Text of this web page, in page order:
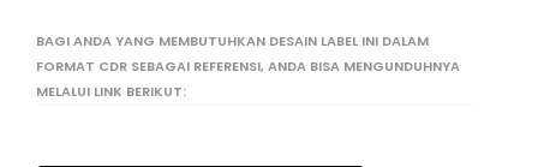
BAGI ANDA YANG MEMBUTUHKAN DESAIN LABEL INI DALAM
FORMAT CDR SEBAGAI REFERENSI, ANDA BISA MENGUNDUHNYA
MELALUI LINK BERIKUT: